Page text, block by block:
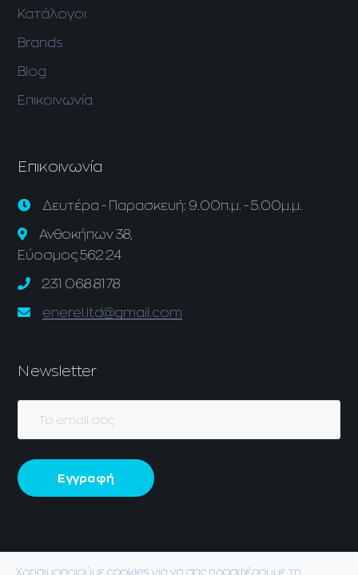
Κατάλογοι
Brands
Blog
Επικοινωνία
Επικοινωνία
Δευτέρα - Παρασκευή: 9.00π.μ. - 5.00μ.μ.
Ανθοκήπων 38,
Εύοσμος 562 24
231 068 8178
enerel.ltd@gmail.com
Newsletter
Χρησιμοποιούμε cookies για να σας προσφέρουμε τη